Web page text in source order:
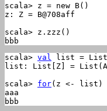
scala> z = new B()
z: Z = B@708aff
scala> z.zzz()
bbb
scala> val list =
list: List[Z] =
scala> for(z <- list)
aaa
bbb